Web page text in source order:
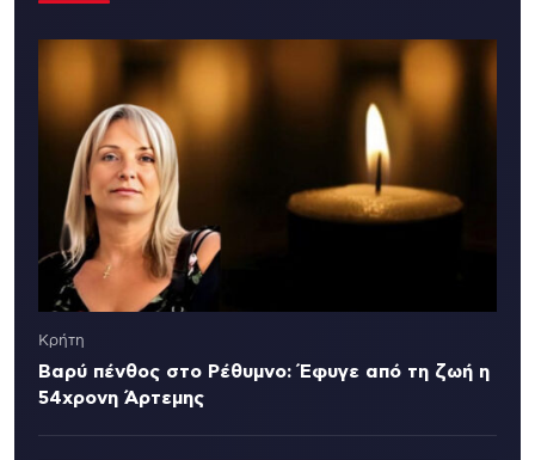
Κρήτη
Βαρύ πένθος στο Ρέθυμνο: Έφυγε από τη ζωή η
54χρονη Άρτεμης